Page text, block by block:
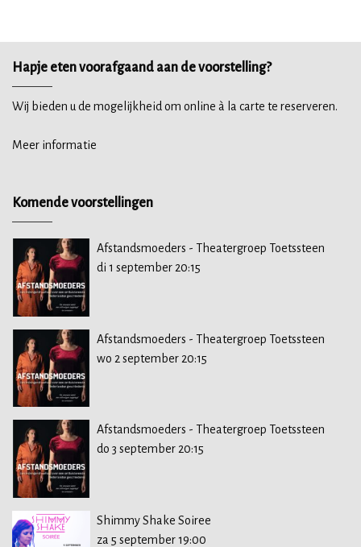
Hapje eten voorafgaand aan de voorstelling?
Wij bieden u de mogelijkheid om online à la carte te reserveren.
Meer informatie
Komende voorstellingen
Afstandsmoeders - Theatergroep Toetssteen
di 1 september 20:15
Afstandsmoeders - Theatergroep Toetssteen
wo 2 september 20:15
Afstandsmoeders - Theatergroep Toetssteen
do 3 september 20:15
Shimmy Shake Soiree
za 5 september 19:00